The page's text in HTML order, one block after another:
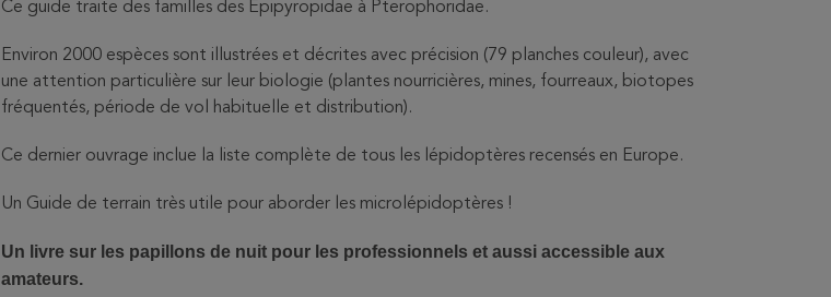
Ce guide traite des familles des Epipyropidae à Pterophoridae.
Environ 2000 espèces sont illustrées et décrites avec précision (79 planches couleur), avec
une attention particulière sur leur biologie (plantes nourricières, mines, fourreaux, biotopes
fréquentés, période de vol habituelle et distribution).
Ce dernier ouvrage inclue la liste complète de tous les lépidoptères recensés en Europe.
Un Guide de terrain très utile pour aborder les microlépidoptères !
Un livre sur les papillons de nuit pour les professionnels et aussi accessible aux
amateurs.